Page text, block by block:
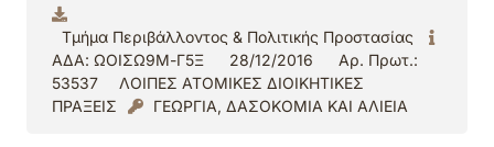
Τμήμα Περιβάλλοντος & Πολιτικής Προστασίας
ΑΔΑ: ΩΟΙΣΩ9Μ-Γ5Ξ
28/12/2016
Αρ. Πρωτ.:
53537
ΛΟΙΠΕΣ ΑΤΟΜΙΚΕΣ ΔΙΟΙΚΗΤΙΚΕΣ
ΠΡΑΞΕΙΣ
ΓΕΩΡΓΙΑ, ΔΑΣΟΚΟΜΙΑ ΚΑΙ ΑΛΙΕΙΑ